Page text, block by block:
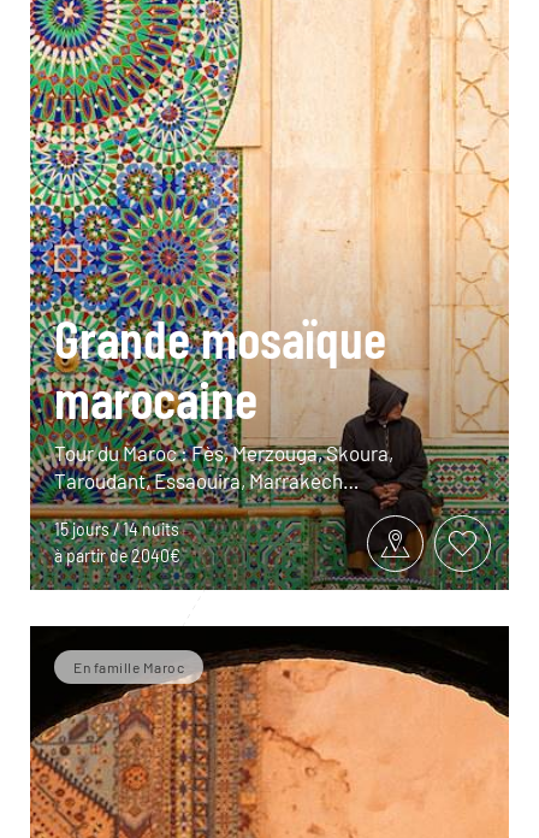
Grande mosaïque
marocaine
Tour du Maroc : Fès, Merzouga, Skoura,
Taroudant, Essaouira, Marrakech…
15 jours / 14 nuits
à partir de 2040€
En famille Maroc